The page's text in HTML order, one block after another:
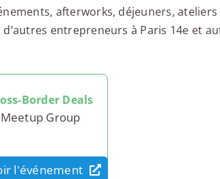
afterworks, déjeuners,
entrepreneurs à Paris 14e et
Border Deals
Group
l'événement